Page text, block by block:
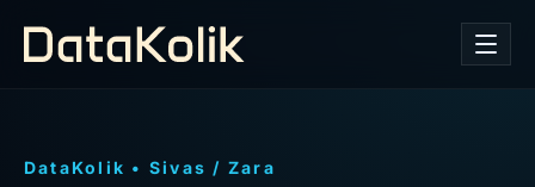
DataKolik • Sivas / Zara